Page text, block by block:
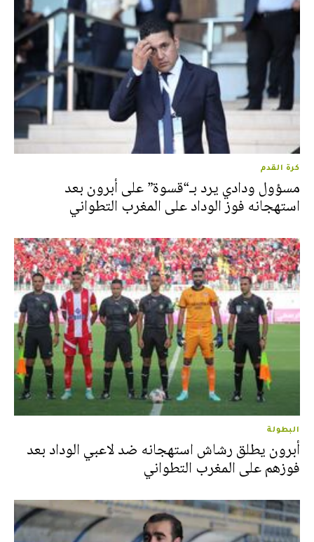
كرة القدم
مسؤول ودادي يرد بـ“قسوة” على أبرون بعد
استهجانه فوز الوداد على المغرب التطواني
البطولة
أبرون يطلق رشاش استهجانه ضد لاعبي الوداد بعد
فوزهم على المغرب التطواني